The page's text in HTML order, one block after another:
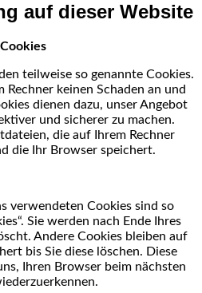
auf dieser Website
Cookies
teilweise so genannte Cookies.
Rechner keinen Schaden an und
dienen dazu, unser Angebot
und sicherer zu machen.
die auf Ihrem Rechner
die
Ihr Browser speichert.
verwendeten Cookies sind so
Sie werden nach Ende Ihres
Andere Cookies bleiben auf
bis Sie diese löschen. Diese
Ihren Browser beim nächsten